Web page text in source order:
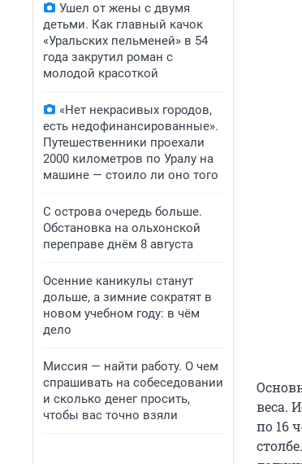
Ушел от жены с двумя
детьми. Как главный качок
«Уральских пельменей» в 54
года закрутил роман с
молодой красоткой
«Нет некрасивых городов,
есть недофинансированные».
Путешественники проехали
2000 километров по Уралу на
машине — стоило ли оно того
С острова очередь больше.
Обстановка на ольхонской
переправе днём 8 августа
Осенние каникулы станут
дольше, а зимние сократят в
новом учебном году: в чём
дело
Миссия — найти работу. О чем
спрашивать на собеседовании
и сколько денег просить,
чтобы вас точно взяли
веса.
по 16